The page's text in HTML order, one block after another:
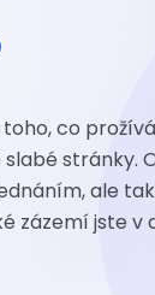
toho, co
stránky.
ale
zázemí jste v